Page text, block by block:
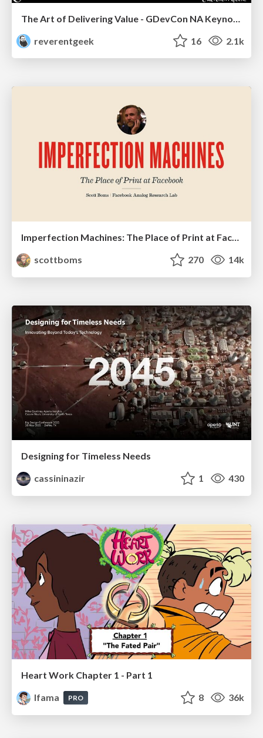
reverentgeek
16 2.1k
Imperfection Machines: The Place of Print at Facebook
scottboms
270 14k
Designing for Timeless Needs
cassininazir
1 430
Heart Work Chapter 1 - Part 1
lfama
PRO 8 36k